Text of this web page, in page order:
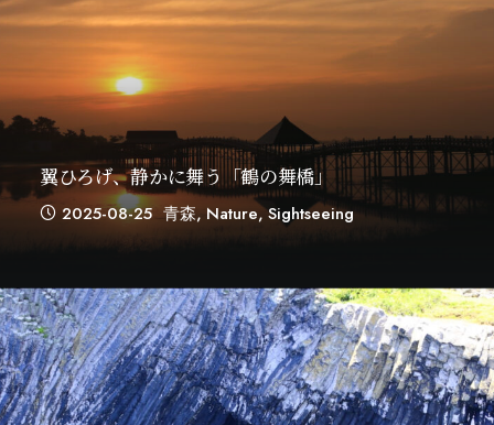
翼ひろげ、静かに舞う「鶴の舞橋」
2025-08-25 青森, Nature,Sightseeing